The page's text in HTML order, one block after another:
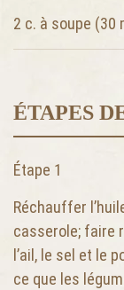
2 c. à soupe (30
ÉTAPES
Étape 1
Réchauffer
casserole; faire
l’ail, le sel et le
ce que les